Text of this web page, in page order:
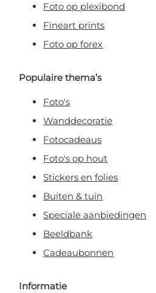
Foto op plexibond
Fineart prints
Foto op forex
Populaire thema’s
Foto's
Wanddecoratie
Fotocadeaus
Foto's op hout
Stickers en folies
Buiten & tuin
Speciale aanbiedingen
Beeldbank
Cadeaubonnen
Informatie